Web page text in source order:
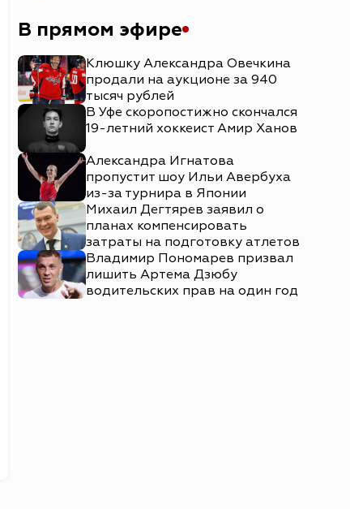
В прямом эфире
Клюшку Александра Овечкина
продали на аукционе за 940
тысяч рублей
В Уфе скоропостижно скончался
19-летний хоккеист Амир Ханов
Александра Игнатова
пропустит шоу Ильи Авербуха
из-за турнира в Японии
Михаил Дегтярев заявил о
планах компенсировать
затраты на подготовку атлетов
Владимир Пономарев призвал
лишить Артема Дзюбу
водительских прав на один год